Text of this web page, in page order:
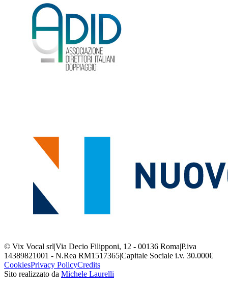
© Vix Vocal srl|Via Decio Filipponi, 12 - 00136 Roma|P.iva
14389821001 - N.Rea RM1517365|Capitale Sociale i.v. 30.000€
CookiesPrivacy PolicyCredits
Sito realizzato da Michele Laurelli